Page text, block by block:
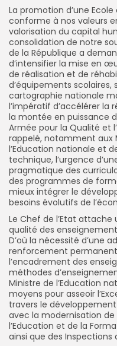
La promotion d’une
conforme à nos valeurs
valorisation du capital
consolidation de notre
de la République a
d’intensifier la mise en
de réalisation et de
d’équipements
cartographie nationale
l’impératif d’accélérer la
la montée en puissance
Armée pour la Qualité et
rappelé, notamment aux
l’Education nationale et
technique, l’urgence
pragmatique des
des programmes de
mieux intégrer le
besoins évolutifs de
Le Chef de l’Etat
qualité des
D’où la nécessité d’une
renforcement
l’encadrement des
méthodes
Ministre de l’Education
moyens pour asseoir
travers le
avec la modernisation de
l’Education et de la
ainsi que des Inspections